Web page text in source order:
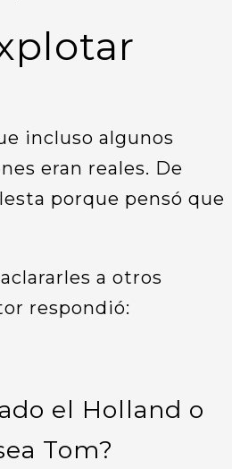
incluso algunos
eran reales. De
porque pensó que
a otros
respondió:
el Holland o
Tom?